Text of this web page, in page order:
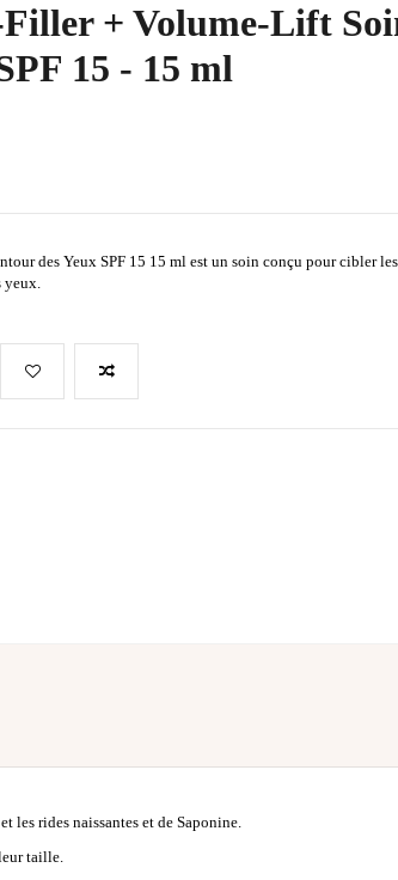
+ Volume-Lift
15 - 15 ml
des Yeux SPF 15 15 ml est un soin conçu pour cibler les
les rides naissantes et de Saponine.
taille.